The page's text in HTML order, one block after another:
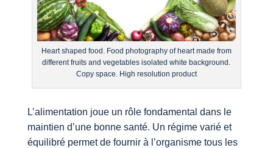
Heart shaped food. Food photography of heart made from
different fruits and vegetables isolated white background.
Copy space. High resolution product
L’alimentation joue un rôle fondamental dans le
maintien d’une bonne santé. Un régime varié et
équilibré permet de fournir à l’organisme tous les